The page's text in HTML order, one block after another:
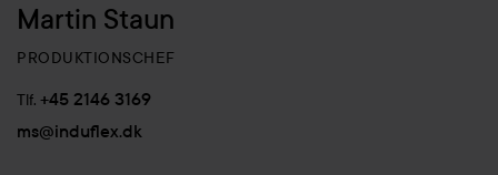
Martin Staun
PRODUKTIONSCHEF
Tlf. +45 2146 3169
ms@induflex.dk